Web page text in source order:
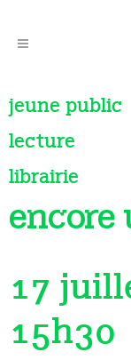
jeune public
lecture
librairie
encore
17
15h30